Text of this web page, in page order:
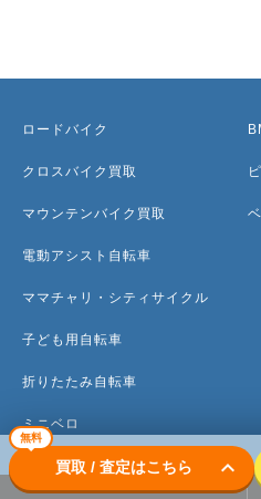
無料
買取 / 査定はこちら keyboard_arrow_down
ロードバイク
クロスバイク買取
マウンテンバイク買取
電動アシスト自転車
ママチャリ・シティサイクル
子ども用自転車
折りたたみ自転車
ミニベロ